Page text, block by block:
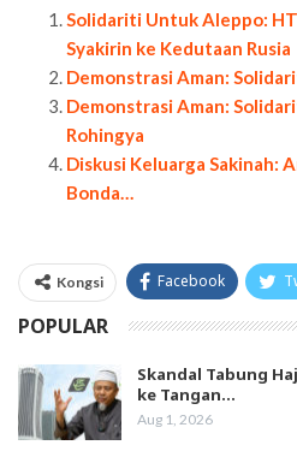
Solidariti Untuk Aleppo:
Syakirin ke Kedutaan Rusia
Demonstrasi Aman:
Demonstrasi Aman:
Rohingya
Diskusi Keluarga Sakinah:
Bonda…
Kongsi Facebook
POPULAR
Skandal Tabung
ke Tangan…
Aug 1, 2026